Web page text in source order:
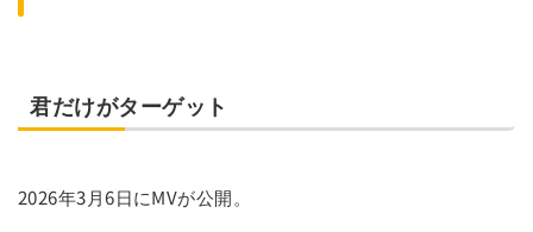
君だけがターゲット
2026年3月6日にMVが公開。